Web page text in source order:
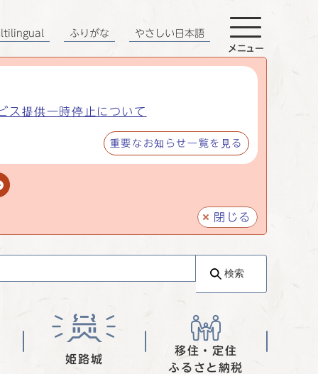
ス提供一時停止について
重要なお知らせ一覧を見る
閉じる
ふりがな やさしい日本語
メニュー
検索
姫路城
移住・定住
ふるさと納税